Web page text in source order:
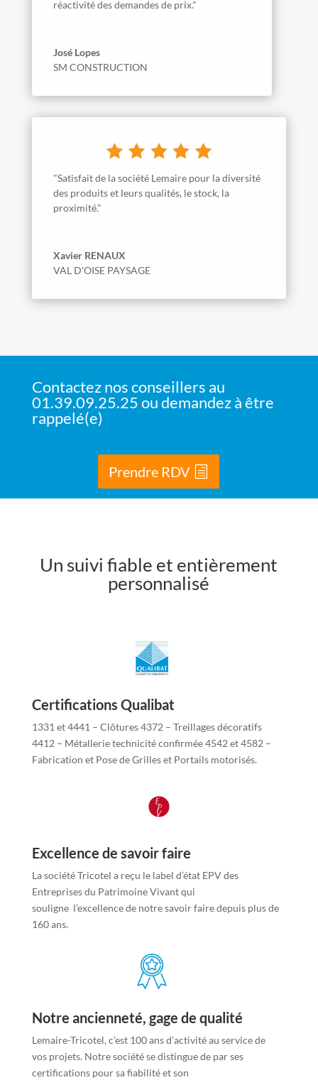
réactivité des demandes de prix."
José Lopes
SM CONSTRUCTION
"Satisfait de la société Lemaire pour la diversité
des produits et leurs qualités, le stock, la
proximité."
Xavier RENAUX
VAL D'OISE PAYSAGE
Contactez nos conseillers au
01.39.09.25.25 ou demandez à être
rappelé(e)
Prendre RDV
Un suivi fiable et entièrement
personnalisé
Certifications Qualibat
1331 et 4441 – Clôtures 4372 – Treillages décoratifs
4412 – Métallerie technicité confirmée 4542 et 4582 –
Fabrication et Pose de Grilles et Portails motorisés.
Excellence de savoir faire
La société Tricotel a reçu le label d’état EPV des
Entreprises du Patrimoine Vivant qui
souligne l’excellence de notre savoir faire depuis plus de
160 ans.
Notre ancienneté, gage de qualité
Lemaire-Tricotel, c’est 100 ans d’activité au service de
vos projets. Notre société se distingue de par ses
certifications pour sa fiabilité et son